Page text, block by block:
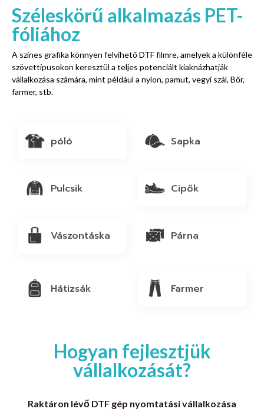
Széleskörű alkalmazás PET-
fóliához
A színes grafika könnyen felvihető DTF filmre, amelyek a különféle
szövettípusokon keresztül a teljes potenciált kiaknázhatják
vállalkozása számára, mint például a nylon, pamut, vegyi szál, Bőr,
farmer, stb.
póló Sapka
Pulcsik Cipők
Vászontáska Párna
Hátizsák Farmer
Hogyan fejlesztjük
vállalkozását?
Raktáron lévő DTF gép nyomtatási vállalkozása